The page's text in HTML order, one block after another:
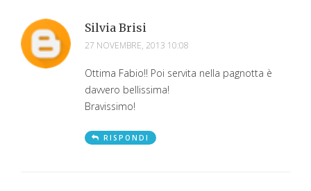
Silvia Brisi
27 NOVEMBRE, 2013 10:08
Ottima Fabio!! Poi servita nella pagnotta è
davvero bellissima!
Bravissimo!
RISPONDI